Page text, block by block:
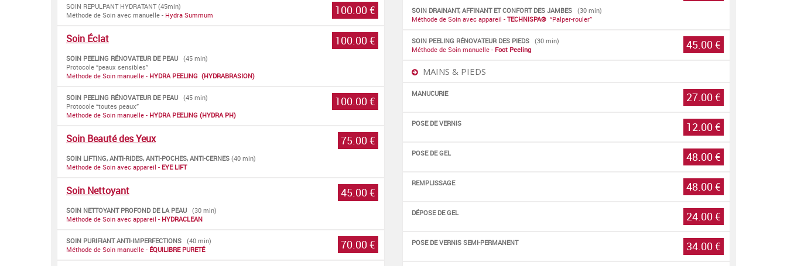
100.00 €
SOIN REPULPANT HYDRATANT (45min)
Méthode de Soin avec manuelle - Hydra Summum
100.00 €
Soin Éclat
SOIN PEELING RÉNOVATEUR DE PEAU (45 min)
Protocole “peaux sensibles”
Méthode de Soin manuelle - HYDRA PEELING (HYDRABRASION)
100.00 €
SOIN PEELING RÉNOVATEUR DE PEAU (45 min)
Protocole “toutes peaux”
Méthode de Soin manuelle - HYDRA PEELING (HYDRA PH)
75.00 €
Soin Beauté des Yeux
SOIN LIFTING, ANTI-RIDES, ANTI-POCHES, ANTI-CERNES (40 min)
Méthode de Soin avec appareil - EYE LIFT
45.00 €
Soin Nettoyant
SOIN NETTOYANT PROFOND DE LA PEAU (30 min)
Méthode de Soin avec appareil - HYDRACLEAN
70.00 €
SOIN PURIFIANT ANTI-IMPERFECTIONS (40 min)
Méthode de Soin manuelle - ÉQUILIBRE PURETÉ
SOIN DRAINANT, AFFINANT ET CONFORT DES JAMBES (30 min)
Méthode de Soin avec appareil - TECHNISPA® “Palper-rouler”
45.00 €
SOIN PEELING RÉNOVATEUR DES PIEDS (30 min)
Méthode de Soin manuelle - Foot Peeling
MAINS & PIEDS
27.00 €
MANUCURIE
12.00 €
POSE DE VERNIS
48.00 €
POSE DE GEL
48.00 €
REMPLISSAGE
24.00 €
DÉPOSE DE GEL
34.00 €
POSE DE VERNIS SEMI-PERMANENT